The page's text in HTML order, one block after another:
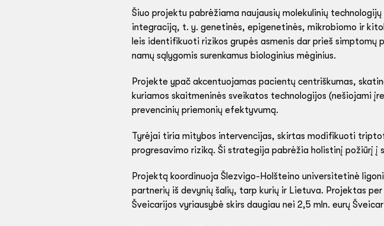
Šiuo projektu pabrėžiama naujausių molekulinių
integraciją, t. y. genetinės, epigenetinės, mikrobiomo ir
leis identifikuoti rizikos grupės asmenis dar prieš
namų sąlygomis surenkamus biologinius mėginius.
Projekte ypač akcentuojamas pacientų centriškumas,
kuriamos skaitmeninės sveikatos technologijos (nešiojami
prevencinių priemonių efektyvumą.
Tyrėjai tiria mitybos intervencijas, skirtas modifikuoti
progresavimo riziką. Ši strategija pabrėžia holistinį požiūrį į
Projektą koordinuoja Šlezvigo-Holšteino universitetinė
partnerių iš devynių šalių, tarp kurių ir Lietuva. Projektas
Šveicarijos vyriausybė skirs daugiau nei 2,5 mln. eurų